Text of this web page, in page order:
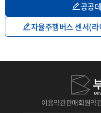
공공
자율주행버스 센서(
이용약관판매회원약